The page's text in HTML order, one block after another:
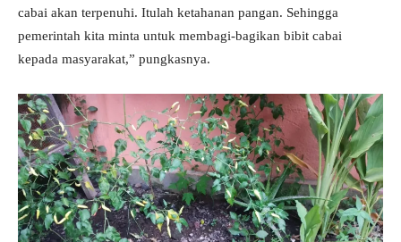
cabai akan terpenuhi. Itulah ketahanan pangan. Sehingga
pemerintah kita minta untuk membagi-bagikan bibit cabai
kepada masyarakat,” pungkasnya.